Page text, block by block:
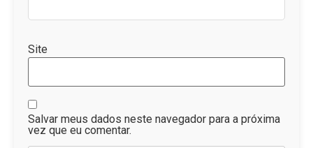
Site
Salvar meus dados neste navegador para a próxima
vez que eu comentar.